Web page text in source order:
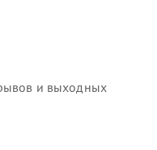
и выходных